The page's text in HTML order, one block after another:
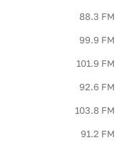
88.3 FM
99.9 FM
101.9 FM
92.6 FM
103.8 FM
91.2 FM